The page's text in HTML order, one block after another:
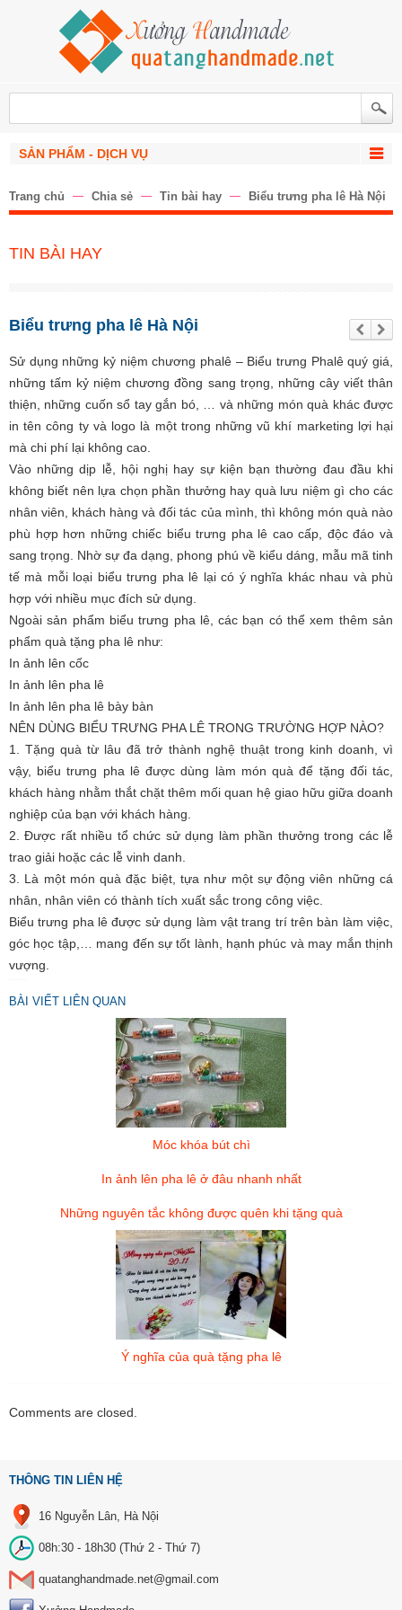
SẢN PHẨM - DỊCH VỤ
Trang chủ Chia sẻ Tin bài hay Biểu trưng pha lê Hà Nội
TIN BÀI HAY
Biểu trưng pha lê Hà Nội
Trư
ớc
Tiế
p
the
o
Sử dụng những kỷ niệm chương phalê – Biểu trưng Phalê quý giá,
những tấm kỷ niệm chương đồng sang trọng, những cây viết thân
thiện, những cuốn sổ tay gắn bó, … và những món quà khác được
in tên công ty và logo là một trong những vũ khí marketing lợi hại
mà chi phí lại không cao.
Vào những dịp lễ, hội nghị hay sự kiện bạn thường đau đầu khi
không biết nên lựa chọn phần thưởng hay quà lưu niệm gì cho các
nhân viên, khách hàng và đối tác của mình, thì không món quà nào
phù hợp hơn những chiếc biểu trưng pha lê cao cấp, độc đáo và
sang trọng. Nhờ sự đa dạng, phong phú về kiểu dáng, mẫu mã tinh
tế mà mỗi loại biểu trưng pha lê lại có ý nghĩa khác nhau và phù
hợp với nhiều mục đích sử dụng.
Ngoài sản phẩm biểu trưng pha lê, các bạn có thể xem thêm sản
phẩm quà tặng pha lê như:
In ảnh lên cốc
In ảnh lên pha lê
In ảnh lên pha lê bày bàn
NÊN DÙNG BIỂU TRƯNG PHA LÊ TRONG TRƯỜNG HỢP NÀO?
1. Tặng quà từ lâu đã trở thành nghệ thuật trong kinh doanh, vì
vậy, biểu trưng pha lê được dùng làm món quà để tặng đối tác,
khách hàng nhằm thắt chặt thêm mối quan hệ giao hữu giữa doanh
nghiệp của bạn với khách hàng.
2. Được rất nhiều tổ chức sử dụng làm phần thưởng trong các lễ
trao giải hoặc các lễ vinh danh.
3. Là một món quà đặc biệt, tựa như một sự động viên những cá
nhân, nhân viên có thành tích xuất sắc trong công việc.
Biểu trưng pha lê được sử dụng làm vật trang trí trên bàn làm việc,
góc học tập,… mang đến sự tốt lành, hạnh phúc và may mắn thịnh
vượng.
BÀI VIẾT LIÊN QUAN
Móc khóa bút chì
In ảnh lên pha lê ở đâu nhanh nhất
Những nguyên tắc không được quên khi tặng quà
Ý nghĩa của quà tặng pha lê
Comments are closed.
THÔNG TIN LIÊN HỆ
16 Nguyễn Lân, Hà Nội
08h:30 - 18h30 (Thứ 2 - Thứ 7)
quatanghandmade.net@gmail.com